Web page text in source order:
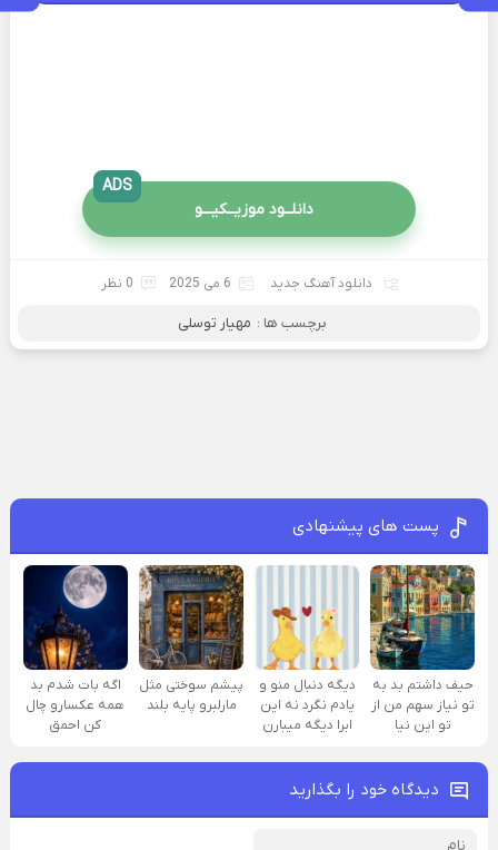
دانلــود موزیــکیـــو
ADS
دانلود آهنگ جدید 6 می 2025 0 نظر
برچسب ها : مهیار توسلی
پست های پیشنهادی
حیف داشتم بد به
تو نیاز سهم من از
تو این نیا
دیگه دنبال منو و
یادم نگرد نه این
ابرا دیگه میبارن
پیشم سوختی مثل
مارلبرو پایه بلند
اگه بات شدم بد
همه عکسارو چال
کن احمق
دیدگاه خود را بگذارید